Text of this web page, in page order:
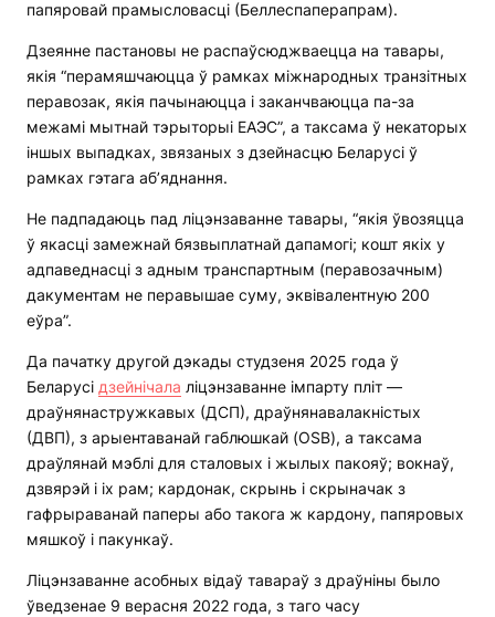
папяровай прамысловасці (Беллеспаперапрам).
Дзеянне пастановы не распаўсюджваецца на тавары,
якія “перамяшчаюцца ў рамках міжнародных транзітных
перавозак, якія пачынаюцца і заканчваюцца па-за
межамі мытнай тэрыторыі ЕАЭС”, а таксама ў некаторых
іншых выпадках, звязаных з дзейнасцю Беларусі ў
рамках гэтага аб’яднання.
Не падпадаюць пад ліцэнзаванне тавары, “якія ўвозяцца
ў якасці замежнай бязвыплатнай дапамогі; кошт якіх у
адпаведнасці з адным транспартным (перавозачным)
дакументам не перавышае суму, эквівалентную 200
еўра”.
Да пачатку другой дэкады студзеня 2025 года ў
Беларусі дзейнічала ліцэнзаванне імпарту пліт —
драўнянастружкавых (ДСП), драўнянавалакністых
(ДВП), з арыентаванай габлюшкай (OSB), а таксама
драўлянай мэблі для сталовых і жылых пакояў; вокнаў,
дзвярэй і іх рам; кардонак, скрынь і скрыначак з
гафрыраванай паперы або такога ж кардону, папяровых
мяшкоў і пакункаў.
Ліцэнзаванне асобных відаў тавараў з драўніны было
ўведзенае 9 верасня 2022 года, з таго часу